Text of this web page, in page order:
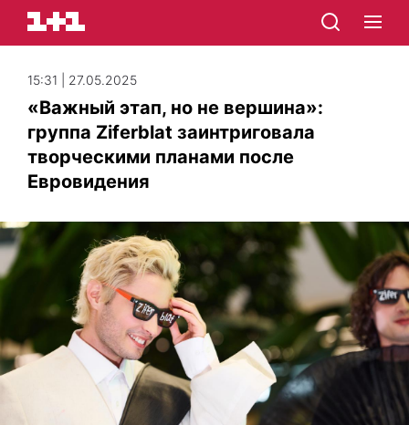
15:31 | 27.05.2025
«Важный этап, но не вершина»:
группа Ziferblat заинтриговала
творческими планами после
Евровидения